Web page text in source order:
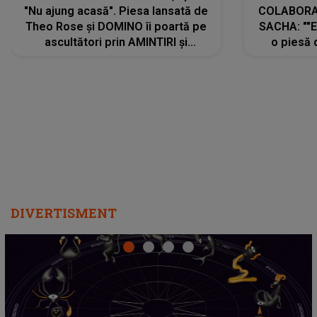
"Nu ajung acasă". Piesa lansată de
Theo Rose și DOMINO îi poartă pe
ascultători prin AMINTIRI și
SACHA:
o piesă
DIVERTISMENT